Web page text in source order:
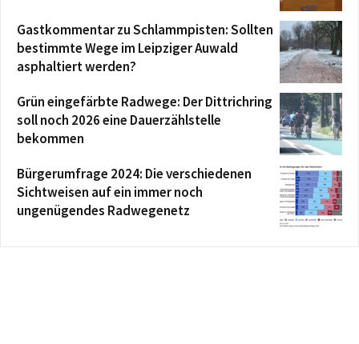
Gastkommentar zu Schlammpisten: Sollten
bestimmte Wege im Leipziger Auwald
asphaltiert werden?
Grün eingefärbte Radwege: Der Dittrichring
soll noch 2026 eine Dauerzählstelle
bekommen
Bürgerumfrage 2024: Die verschiedenen
Sichtweisen auf ein immer noch
ungenügendes Radwegenetz